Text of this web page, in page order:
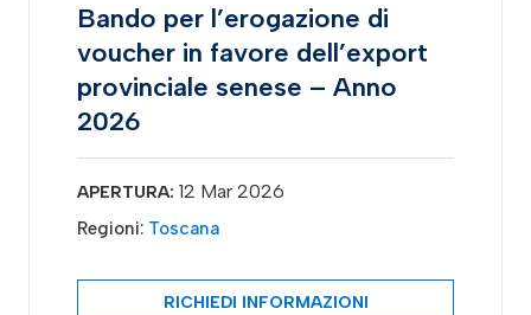
Bando per l’erogazione di
voucher in favore dell’export
provinciale senese – Anno
2026
APERTURA: 12 Mar 2026
Regioni: Toscana
RICHIEDI INFORMAZIONI